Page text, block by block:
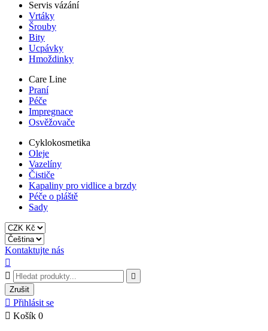
Servis vázání
Vrtáky
Šrouby
Bity
Ucpávky
Hmoždinky
Care Line
Praní
Péče
Impregnace
Osvěžovače
Cyklokosmetika
Oleje
Vazelíny
Čističe
Kapaliny pro vidlice a brzdy
Péče o pláště
Sady
Kontaktujte nás



Zrušit
 Přihlásit se
 Košík 0